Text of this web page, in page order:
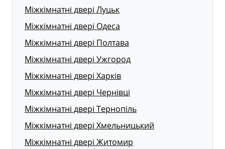
Міжкімнатні двері Луцьк
Міжкімнатні двері Одеса
Міжкімнатні двері Полтава
Міжкімнатні двері Ужгород
Міжкімнатні двері Харків
Міжкімнатні двері Чернівці
Міжкімнатні двері Тернопіль
Міжкімнатні двері Хмельницький
Міжкімнатні двері Житомир